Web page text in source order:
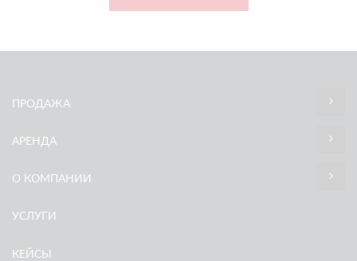
ПРОДАЖА
АРЕНДА
О КОМПАНИИ
УСЛУГИ
КЕЙСЫ